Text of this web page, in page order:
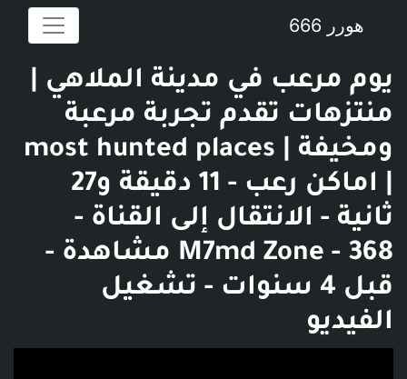
هورر 666
يوم مرعب في مدينة الملاهي |
منتزهات تقدم تجربة مرعبة
ومخيفة | most hunted places
| اماكن رعب - 11 دقيقة و27
ثانية - الانتقال إلى القناة -
M7md Zone - 368 مشاهدة -
قبل 4 سنوات - تشغيل
الفيديو